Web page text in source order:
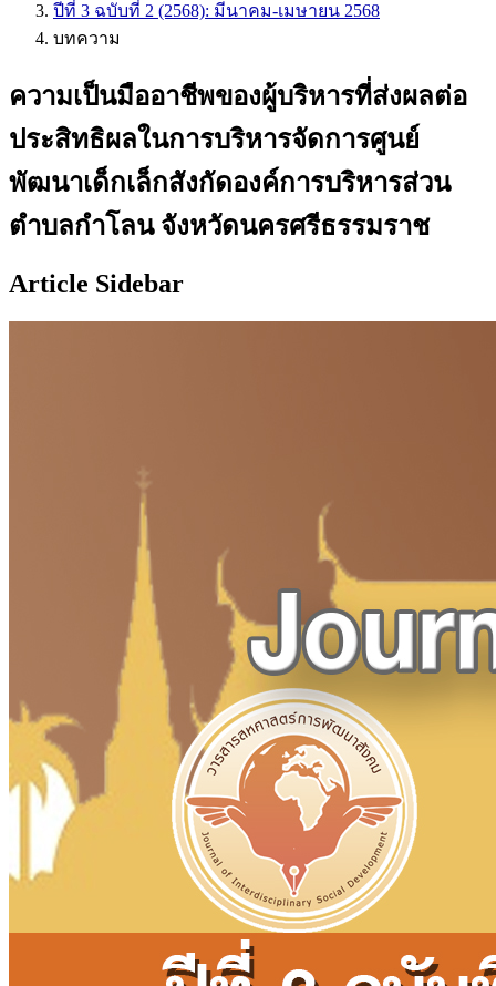
ปีที่ 3 ฉบับที่ 2 (2568): มีนาคม-เมษายน 2568
บทความ
ความเป็นมืออาชีพของผู้บริหารที่ส่งผลต่อ
ประสิทธิผลในการบริหารจัดการศูนย์
พัฒนาเด็กเล็กสังกัดองค์การบริหารส่วน
ตำบลกำโลน จังหวัดนครศรีธรรมราช
Article Sidebar